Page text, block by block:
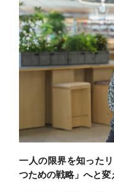
一人の限界を知った
つための戦略」へと変